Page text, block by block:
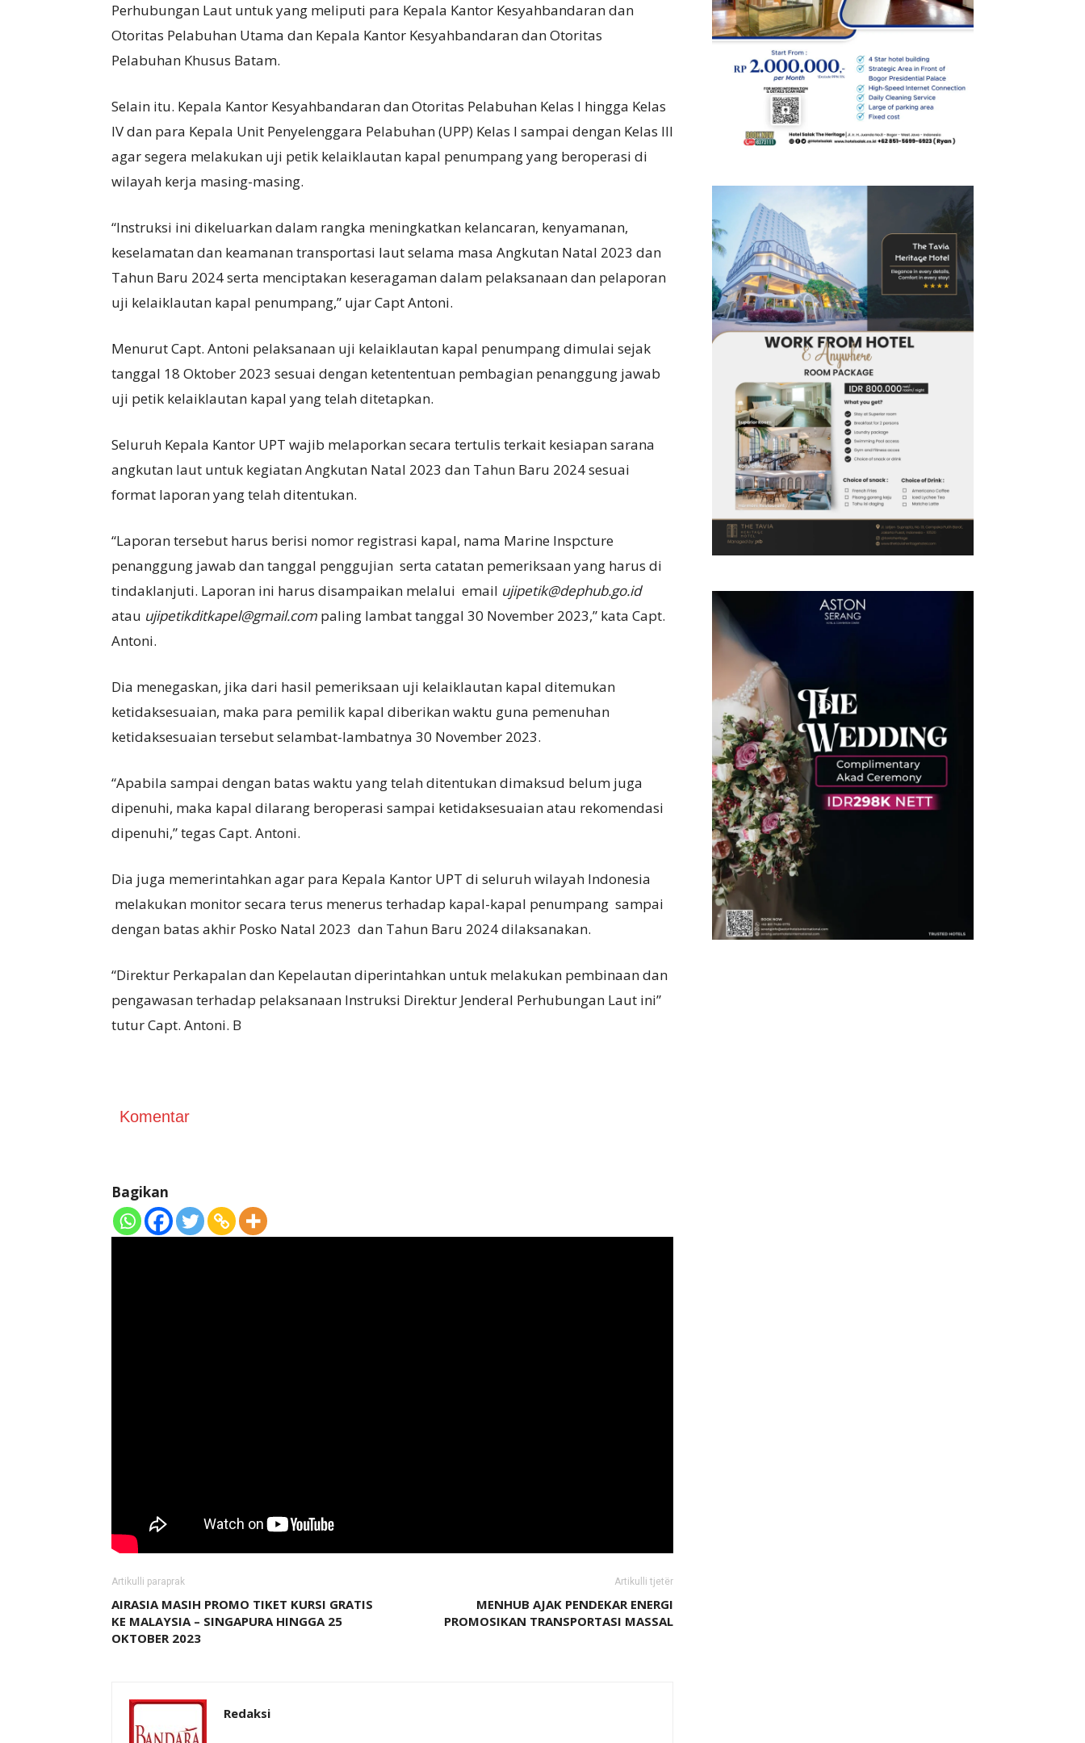
Perhubungan Laut untuk yang meliputi para Kepala Kantor Kesyahbandaran dan
Otoritas Pelabuhan Utama dan Kepala Kantor Kesyahbandaran dan Otoritas
Pelabuhan Khusus Batam.
Selain itu. Kepala Kantor Kesyahbandaran dan Otoritas Pelabuhan Kelas I hingga Kelas
IV dan para Kepala Unit Penyelenggara Pelabuhan (UPP) Kelas I sampai dengan Kelas III
agar segera melakukan uji petik kelaiklautan kapal penumpang yang beroperasi di
wilayah kerja masing-masing.
“Instruksi ini dikeluarkan dalam rangka meningkatkan kelancaran, kenyamanan,
keselamatan dan keamanan transportasi laut selama masa Angkutan Natal 2023 dan
Tahun Baru 2024 serta menciptakan keseragaman dalam pelaksanaan dan pelaporan
uji kelaiklautan kapal penumpang,” ujar Capt Antoni.
Menurut Capt. Antoni pelaksanaan uji kelaiklautan kapal penumpang dimulai sejak
tanggal 18 Oktober 2023 sesuai dengan ketententuan pembagian penanggung jawab
uji petik kelaiklautan kapal yang telah ditetapkan.
Seluruh Kepala Kantor UPT wajib melaporkan secara tertulis terkait kesiapan sarana
angkutan laut untuk kegiatan Angkutan Natal 2023 dan Tahun Baru 2024 sesuai
format laporan yang telah ditentukan.
“Laporan tersebut harus berisi nomor registrasi kapal, nama Marine Inspcture
penanggung jawab dan tanggal penggujian serta catatan pemeriksaan yang harus di
tindaklanjuti. Laporan ini harus disampaikan melalui email ujipetik@dephub.go.id
atau ujipetikditkapel@gmail.com paling lambat tanggal 30 November 2023,” kata Capt.
Antoni.
Dia menegaskan, jika dari hasil pemeriksaan uji kelaiklautan kapal ditemukan
ketidaksesuaian, maka para pemilik kapal diberikan waktu guna pemenuhan
ketidaksesuaian tersebut selambat-lambatnya 30 November 2023.
“Apabila sampai dengan batas waktu yang telah ditentukan dimaksud belum juga
dipenuhi, maka kapal dilarang beroperasi sampai ketidaksesuaian atau rekomendasi
dipenuhi,” tegas Capt. Antoni.
Dia juga memerintahkan agar para Kepala Kantor UPT di seluruh wilayah Indonesia
melakukan monitor secara terus menerus terhadap kapal-kapal penumpang sampai
dengan batas akhir Posko Natal 2023 dan Tahun Baru 2024 dilaksanakan.
“Direktur Perkapalan dan Kepelautan diperintahkan untuk melakukan pembinaan dan
pengawasan terhadap pelaksanaan Instruksi Direktur Jenderal Perhubungan Laut ini”
tutur Capt. Antoni. B
Komentar
Bagikan
Artikulli paraprak
AIRASIA MASIH PROMO TIKET KURSI GRATIS
KE MALAYSIA – SINGAPURA HINGGA 25
OKTOBER 2023
Artikulli tjetër
MENHUB AJAK PENDEKAR ENERGI
PROMOSIKAN TRANSPORTASI MASSAL
Redaksi